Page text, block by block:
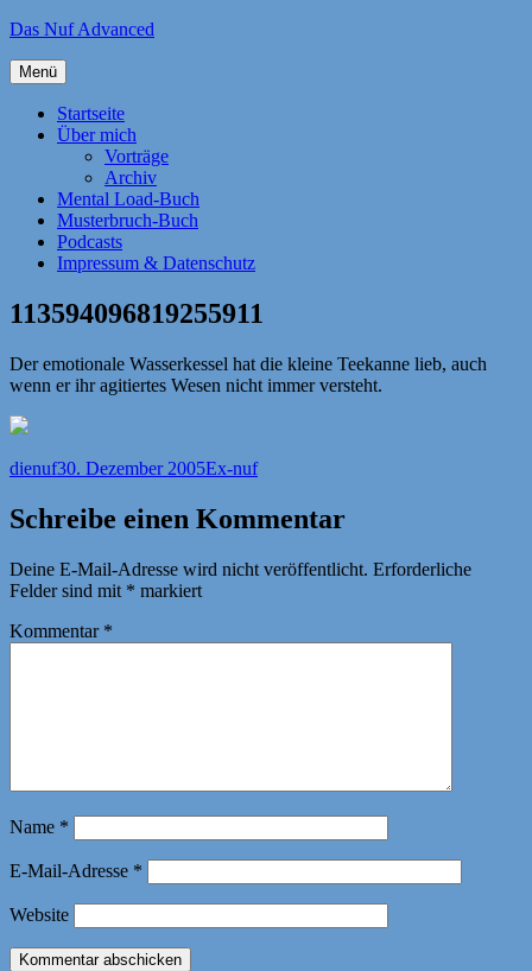
Zum
springen
Das Nuf Advanced
Menü
Startseite
Über mich
Vorträge
Archiv
Mental Load-Buch
Musterbruch-Buch
Podcasts
Impressum & Datenschutz
113594096819255911
Der emotionale Wasserkessel hat die kleine Teekanne lieb, auch
wenn er ihr agitiertes Wesen nicht immer versteht.
Autor
dienufVeröffentlicht
30. Dezember 2005Kategorien
Ex-nuf
Schreibe einen Kommentar
Deine E-Mail-Adresse wird nicht veröffentlicht. Erforderliche
Felder sind mit * markiert
Kommentar *
Name *
E-Mail-Adresse *
Website